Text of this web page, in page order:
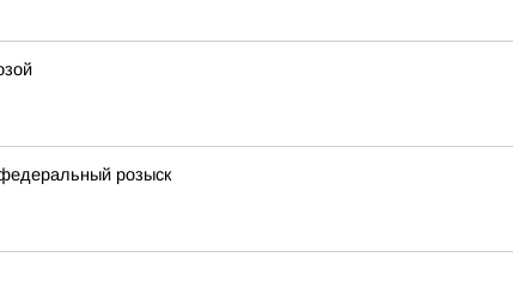
розыск